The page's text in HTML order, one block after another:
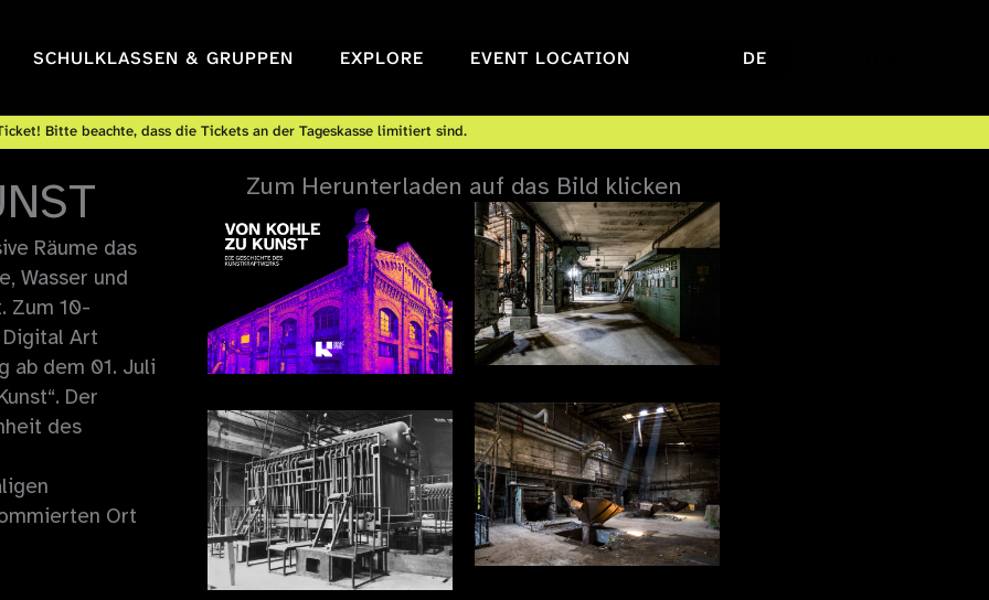
SCHULKLASSEN & GRUPPEN EXPLORE EVENT LOCATION DE
Bitte beachte, dass die Tickets an der Tageskasse limitiert sind.
Räume das
Wasser und
Zum 10-
Art
ab dem 01. Juli
Der
des
Ort
Zum Herunterladen auf das Bild klicken